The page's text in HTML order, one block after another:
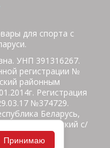
для спорта с
УНП 391316267.
регистрации №
районным
Регистрация
№374729.
Беларусь,
Бабиничский с/
Принимаю